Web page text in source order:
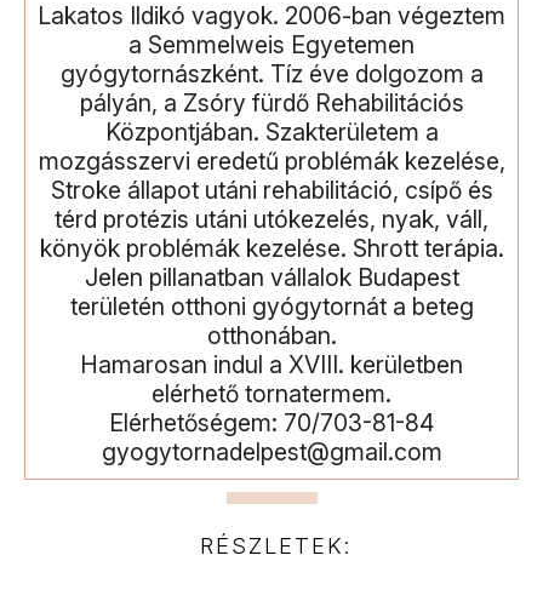
Lakatos Ildikó vagyok. 2006-ban végeztem
a Semmelweis Egyetemen
gyógytornászként. Tíz éve dolgozom a
pályán, a Zsóry fürdő Rehabilitációs
Központjában. Szakterületem a
mozgásszervi eredetű problémák kezelése,
Stroke állapot utáni rehabilitáció, csípő és
térd protézis utáni utókezelés, nyak, váll,
könyök problémák kezelése. Shrott terápia.
Jelen pillanatban vállalok Budapest
területén otthoni gyógytornát a beteg
otthonában.
Hamarosan indul a XVIII. kerületben
elérhető tornatermem.
Elérhetőségem: 70/703-81-84
gyogytornadelpest@gmail.com
RÉSZLETEK: